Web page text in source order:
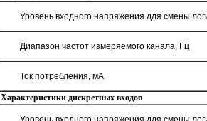
Уровень входного напряжения для смены
Диапазон частот измеряемого канала, Гц
Ток потребления, мА
Характеристики дискретных входов